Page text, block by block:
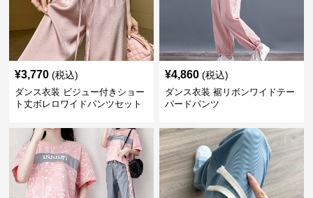
¥3,770 (税込)
ダンス衣装 ビジュー付きショー
ト丈ボレロワイドパンツセット
¥4,860 (税込)
ダンス衣装 裾リボンワイドテー
パードパンツ